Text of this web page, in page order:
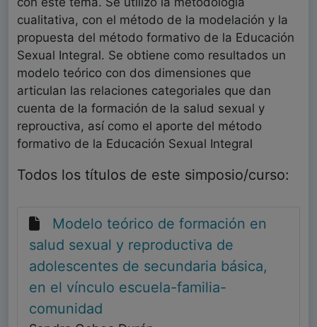
cualitativa, con el método de la modelación y la
propuesta del método formativo de la Educación
Sexual Integral. Se obtiene como resultados un
modelo teórico con dos dimensiones que
articulan las relaciones categoriales que dan
cuenta de la formación de la salud sexual y
reprouctiva, así como el aporte del método
formativo de la Educación Sexual Integral
Todos los títulos de este simposio/curso:
Modelo teórico de formación en
salud sexual y reproductiva de
adolescentes de secundaria básica,
en el vínculo escuela-familia-
comunidad